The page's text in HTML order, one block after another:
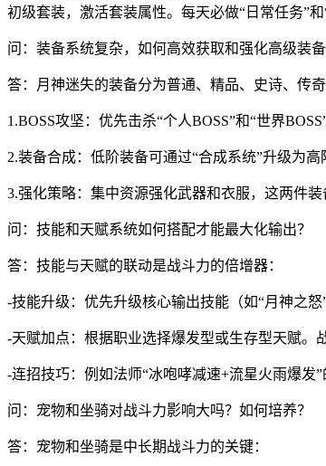
初级套装，激活套装属性。每天必做“日常任务”
问：装备系统复杂，如何高效获取和强化高级装备
答：月神迷失的装备分为普通、精品、史诗、传
1.BOSS攻坚：优先击杀“个人BOSS”和“世界
2.装备合成：低阶装备可通过“合成系统”升级为
3.强化策略：集中资源强化武器和衣服，这两件
问：技能和天赋系统如何搭配才能最大化输出？
答：技能与天赋的联动是战斗力的倍增器：
-技能升级：优先升级核心输出技能（如“月神之
-天赋加点：根据职业选择爆发型或生存型天赋。
-连招技巧：例如法师“冰咆哮减速+流星火雨爆发
问：宠物和坐骑对战斗力影响大吗？如何培养？
答：宠物和坐骑是中长期战斗力的关键：